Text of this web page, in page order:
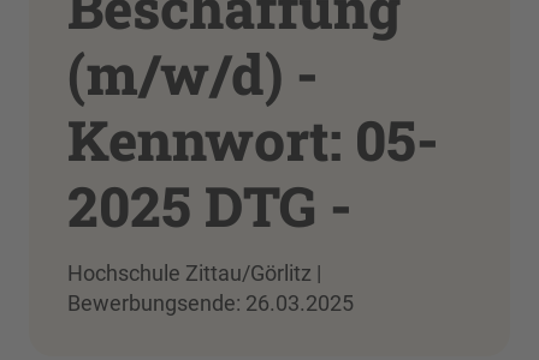
(m/w/d) -
Kennwort: 05-
2025 DTG -
Hochschule Zittau/Görlitz |
Bewerbungsende: 26.03.2025